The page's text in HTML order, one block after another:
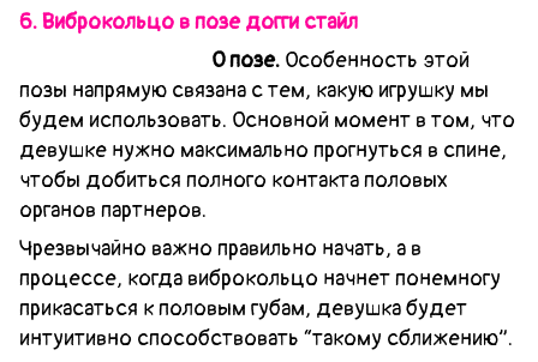
6. Виброкольцо в позе догги стайл
О позе. Особенность этой
позы напрямую связана с тем, какую игрушку мы
будем использовать. Основной момент в том, что
девушке нужно максимально прогнуться в спине,
чтобы добиться полного контакта половых
органов партнеров.
Чрезвычайно важно правильно начать, а в
процессе, когда виброкольцо начнет понемногу
прикасаться к половым губам, девушка будет
интуитивно способствовать “такому сближению”.